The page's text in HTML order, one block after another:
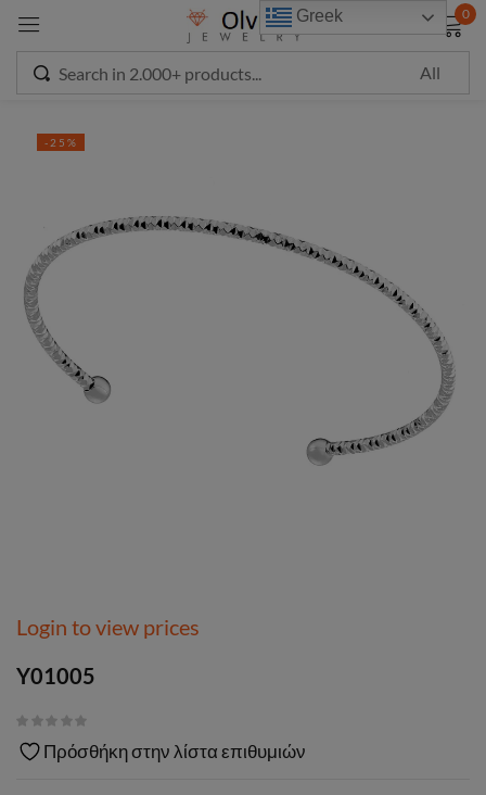
0
-25%
Login to view prices
Y01005
Πρόσθήκη στην λίστα επιθυμιών
Greek
Sign in
Lost password?
modal-check